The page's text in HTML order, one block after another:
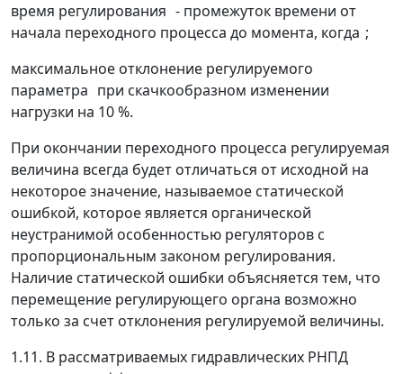
время регулирования - промежуток времени от
начала переходного процесса до момента, когда ;
максимальное отклонение регулируемого
параметра при скачкообразном изменении
нагрузки на 10 %.
При окончании переходного процесса регулируемая
величина всегда будет отличаться от исходной на
некоторое значение, называемое статической
ошибкой, которое является органической
неустранимой особенностью регуляторов с
пропорциональным законом регулирования.
Наличие статической ошибки объясняется тем, что
перемещение регулирующего органа возможно
только за счет отклонения регулируемой величины.
1.11. В рассматриваемых гидравлических РНПД